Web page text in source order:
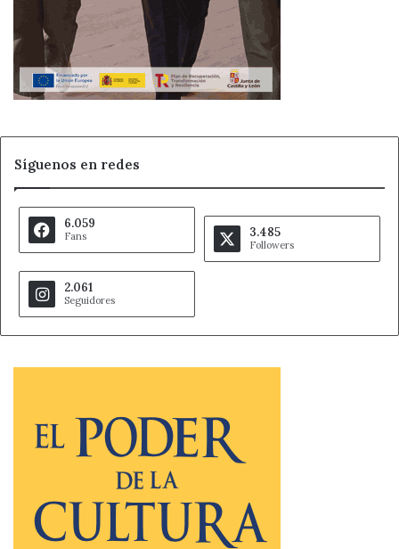
Síguenos en redes
6.059
Fans 3.485
Followers
2.061
Seguidores